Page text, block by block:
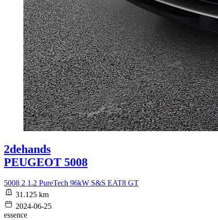
2dehands
PEUGEOT 5008
5008 2 1.2 PureTech 96kW S&S EAT8 GT
31.125 km
2024-06-25
essence